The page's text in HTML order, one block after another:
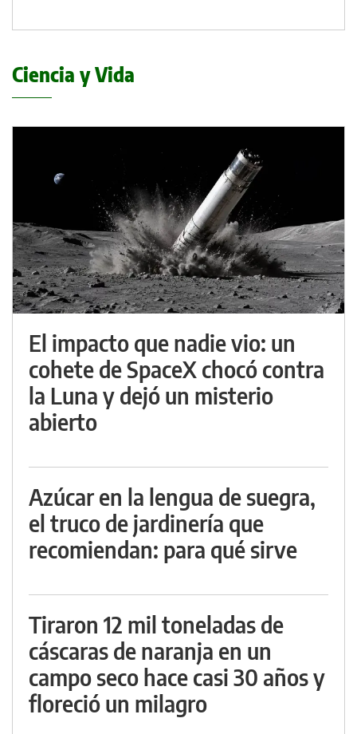
Ciencia y Vida
El impacto que nadie vio: un
cohete de SpaceX chocó contra
la Luna y dejó un misterio
abierto
Azúcar en la lengua de suegra,
el truco de jardinería que
recomiendan: para qué sirve
Tiraron 12 mil toneladas de
cáscaras de naranja en un
campo seco hace casi 30 años y
floreció un milagro